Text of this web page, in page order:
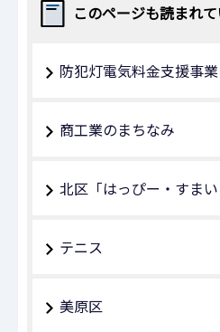
このページも読まれ
防犯灯電気料金支援事
商工業のまちなみ
北区「はっぴー・すま
テニス
美原区